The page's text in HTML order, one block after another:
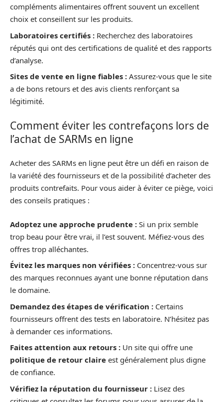
compléments alimentaires offrent souvent un excellent
choix et conseillent sur les produits.
Laboratoires certifiés : Recherchez des laboratoires
réputés qui ont des certifications de qualité et des rapports
d’analyse.
Sites de vente en ligne fiables : Assurez-vous que le site
a de bons retours et des avis clients renforçant sa
légitimité.
Comment éviter les contrefaçons lors de
l’achat de SARMs en ligne
Acheter des SARMs en ligne peut être un défi en raison de
la variété des fournisseurs et de la possibilité d’acheter des
produits contrefaits. Pour vous aider à éviter ce piège, voici
des conseils pratiques :
Adoptez une approche prudente : Si un prix semble
trop beau pour être vrai, il l’est souvent. Méfiez-vous des
offres trop alléchantes.
Évitez les marques non vérifiées : Concentrez-vous sur
des marques reconnues ayant une bonne réputation dans
le domaine.
Demandez des étapes de vérification : Certains
fournisseurs offrent des tests en laboratoire. N’hésitez pas
à demander ces informations.
Faites attention aux retours : Un site qui offre une
politique de retour claire est généralement plus digne
de confiance.
Vérifiez la réputation du fournisseur : Lisez des